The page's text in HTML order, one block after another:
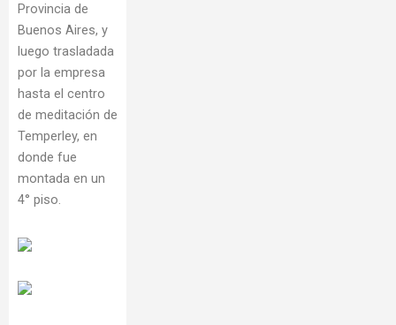
Provincia de
Buenos Aires, y
luego trasladada
por la empresa
hasta el centro
de meditación de
Temperley, en
donde fue
montada en un
4° piso.